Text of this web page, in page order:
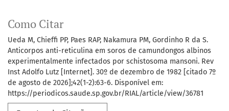
Como Citar
Ueda M, Chieffi PP, Paes RAP, Nakamura PM, Gordinho R da S.
Anticorpos anti-reticulina em soros de camundongos albinos
experimentalmente infectados por schistosoma mansoni. Rev
Inst Adolfo Lutz [Internet]. 30º de dezembro de 1982 [citado 7º
de agosto de 2026];42(1-2):63-6. Disponível em:
https://periodicos.saude.sp.gov.br/RIAL/article/view/36781